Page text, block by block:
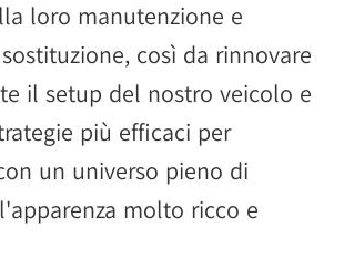
loro manutenzione e
così da rinnovare
il setup del nostro veicolo e
più efficaci per
un universo pieno di
molto ricco e